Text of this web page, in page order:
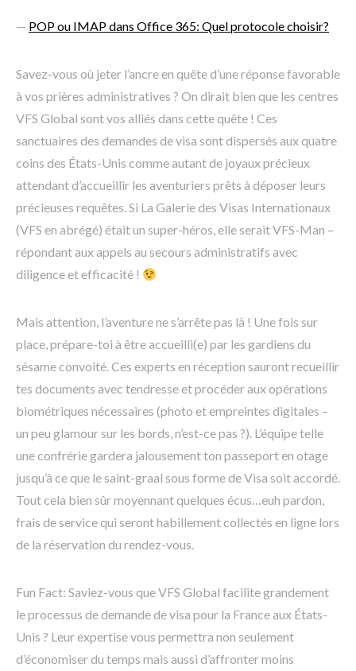
— POP ou IMAP dans Office 365: Quel protocole choisir?
Savez-vous où jeter l’ancre en quête d’une réponse favorable
à vos prières administratives ? On dirait bien que les centres
VFS Global sont vos alliés dans cette quête ! Ces
sanctuaires des demandes de visa sont dispersés aux quatre
coins des États-Unis comme autant de joyaux précieux
attendant d’accueillir les aventuriers prêts à déposer leurs
précieuses requêtes. Si La Galerie des Visas Internationaux
(VFS en abrégé) était un super-héros, elle serait VFS-Man –
répondant aux appels au secours administratifs avec
diligence et efficacité !
Mais attention, l’aventure ne s’arrête pas là ! Une fois sur
place, prépare-toi à être accueilli(e) par les gardiens du
sésame convoité. Ces experts en réception sauront recueillir
tes documents avec tendresse et procéder aux opérations
biométriques nécessaires (photo et empreintes digitales –
un peu glamour sur les bords, n’est-ce pas ?). L’équipe telle
une confrérie gardera jalousement ton passeport en otage
jusqu’à ce que le saint-graal sous forme de Visa soit accordé.
Tout cela bien sûr moyennant quelques écus…euh pardon,
frais de service qui seront habillement collectés en ligne lors
de la réservation du rendez-vous.
Fun Fact: Saviez-vous que VFS Global facilite grandement
le processus de demande de visa pour la France aux États-
Unis ? Leur expertise vous permettra non seulement
d’économiser du temps mais aussi d’affronter moins